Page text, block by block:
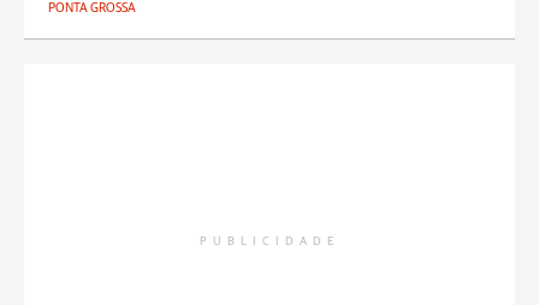
PONTA GROSSA
PUBLICIDADE